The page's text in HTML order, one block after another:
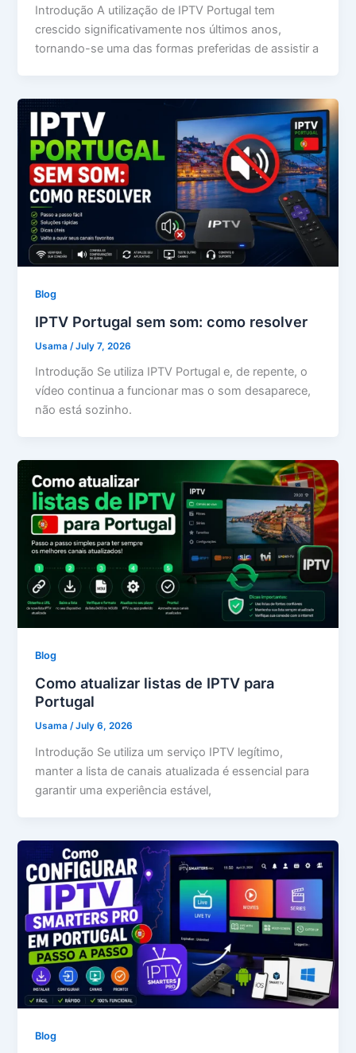
Introdução A utilização de IPTV Portugal tem
crescido significativamente nos últimos anos,
tornando-se uma das formas preferidas de assistir a
Blog
IPTV Portugal sem som: como resolver
Usama /July 7, 2026
Introdução Se utiliza IPTV Portugal e, de repente, o
vídeo continua a funcionar mas o som desaparece,
não está sozinho.
Blog
Como atualizar listas de IPTV para
Portugal
Usama/July 6, 2026
Introdução Se utiliza um serviço IPTV legítimo,
manter a lista de canais atualizada é essencial para
garantir uma experiência estável,
Blog